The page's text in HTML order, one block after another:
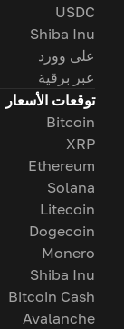
USDC
Shiba Inu
على وورد
عبر برقية
توقعات الأسعار
Bitcoin
XRP
Ethereum
Solana
Litecoin
Dogecoin
Monero
Shiba Inu
Bitcoin Cash
Avalanche